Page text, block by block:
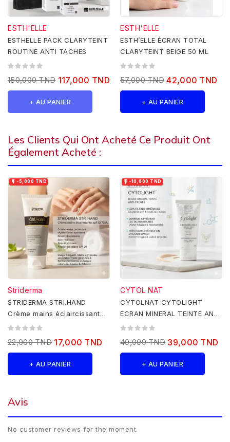
ESTH'ELLE
ESTHELLE PACK CLARYTEINT
ROUTINE ANTI TÄCHES
150,000 TND 117,000 TND
+ AU PANIER
ESTH'ELLE
ESTH’ELLE ÉCRAN TOTAL
CLARYTEINT BEIGE 50 ML
57,000 TND 42,000 TND
+ AU PANIER
Les Clients Qui Ont Acheté Ce Produit Ont
Également Acheté :
 -5,000 TND
Striderma
STRIDERMA STRI.HAND
Crème mains éclaircissante
spf 20 75ML
22,000 TND 17,000 TND
+ AU PANIER
 -10,000 TND
CYTOL NAT
CYTOLNAT CYTOLIGHT
ECRAN MINERAL TEINTE ANTI
TAHES SPF50+ 50ML
49,000 TND 39,000 TND
+ AU PANIER
Avis
No customer reviews for the moment.